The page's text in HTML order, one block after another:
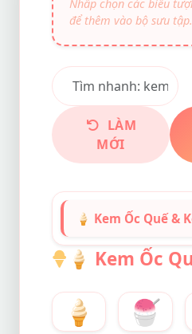
LÀM
MỚI
🍦 Kem Ốc Quế &
🍦 Kem Ốc
🍦 🍧